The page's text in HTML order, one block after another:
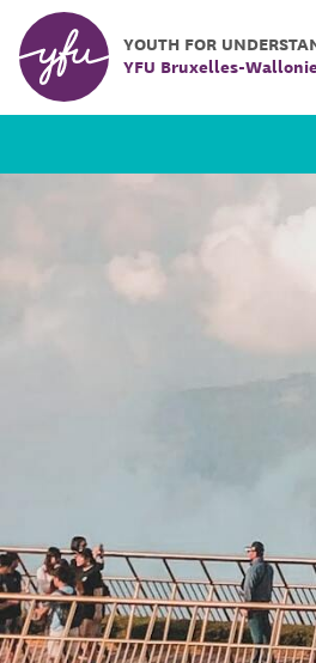
YOUTH FOR
YFU Bruxelles-